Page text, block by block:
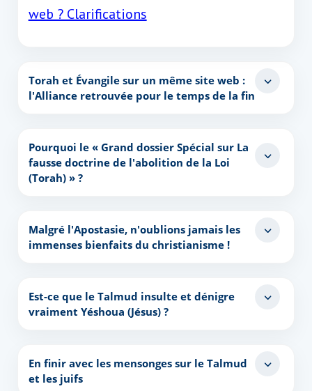
web ? Clarifications
Torah et Évangile sur un même site web :
l'Alliance retrouvée pour le temps de la fin
Pourquoi le « Grand dossier Spécial sur La
fausse doctrine de l'abolition de la Loi
(Torah) » ?
Malgré l'Apostasie, n'oublions jamais les
immenses bienfaits du christianisme !
Est-ce que le Talmud insulte et dénigre
vraiment Yéshoua (Jésus) ?
En finir avec les mensonges sur le Talmud
et les juifs